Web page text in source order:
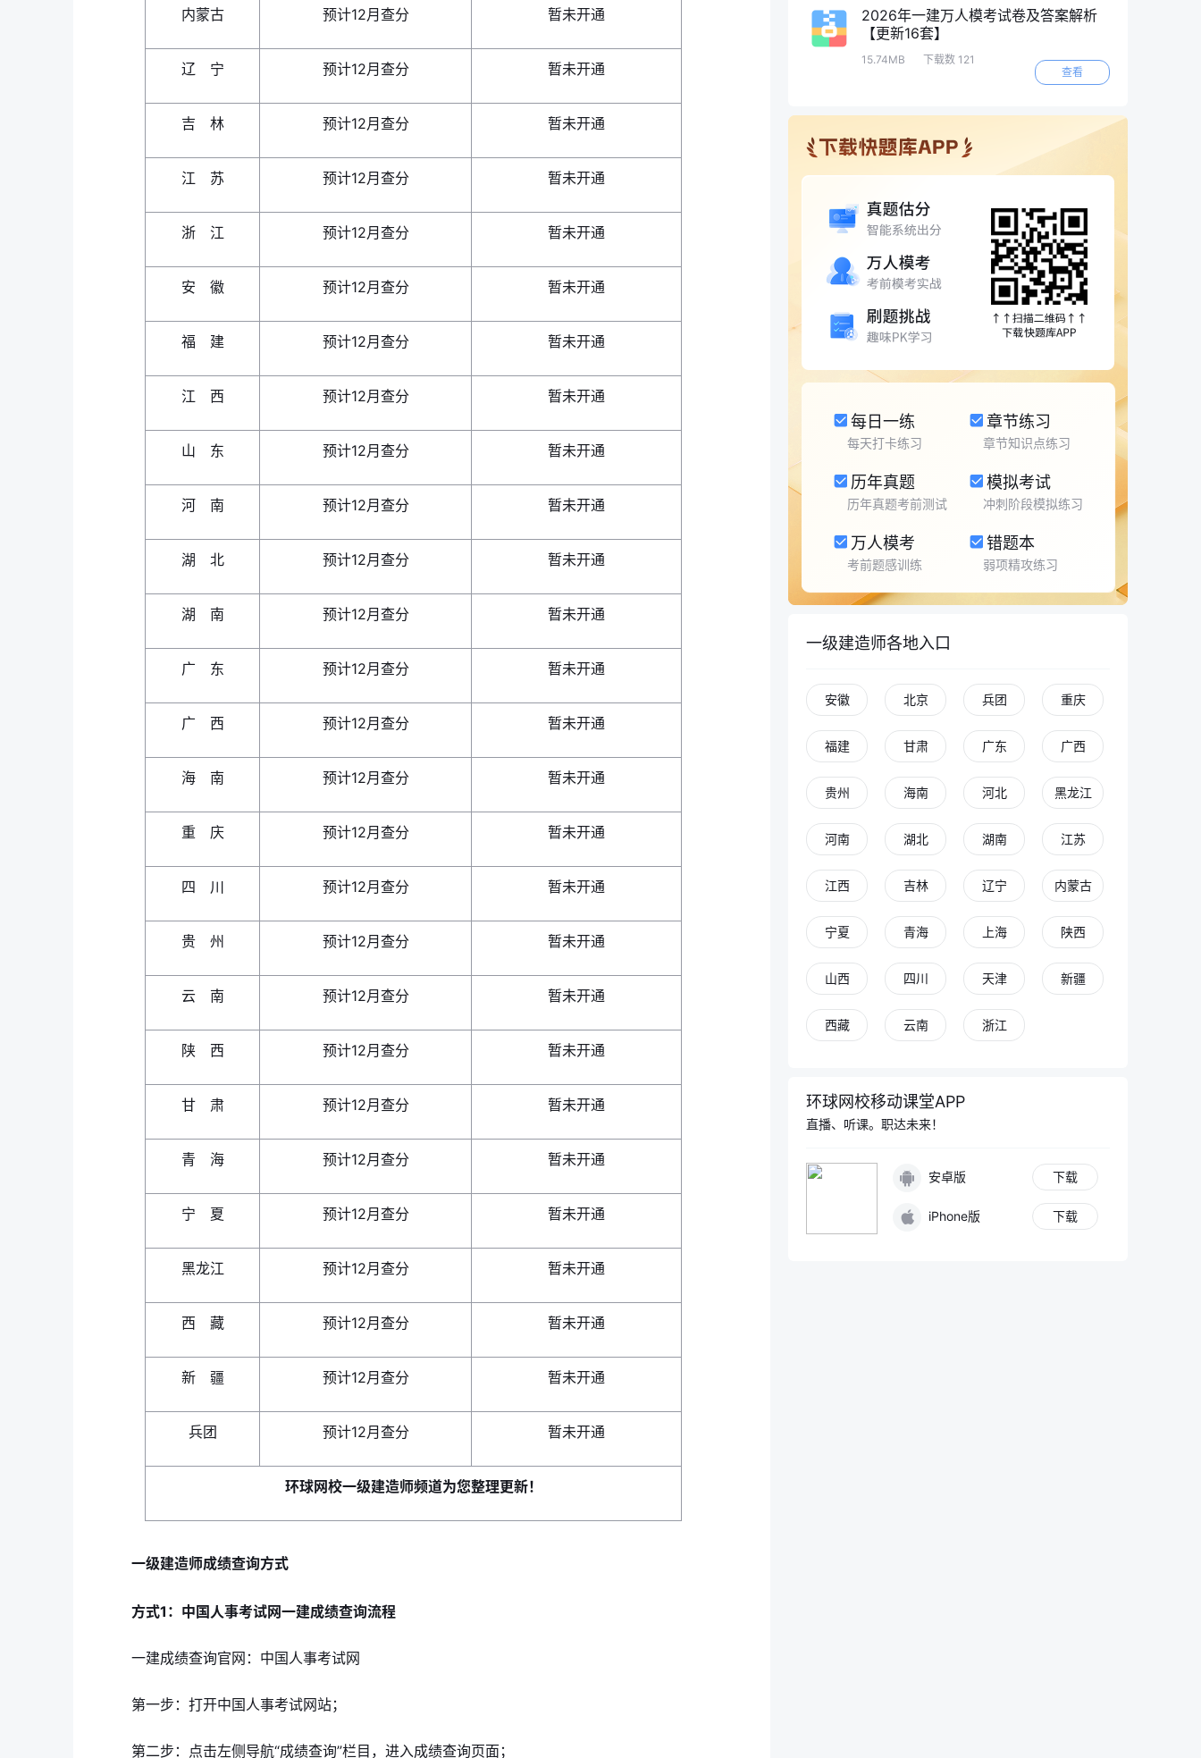
内蒙古 预计12月查分 暂未开通
辽 宁 预计12月查分 暂未开通
吉 林 预计12月查分 暂未开通
江 苏 预计12月查分 暂未开通
浙 江 预计12月查分 暂未开通
安 徽 预计12月查分 暂未开通
福 建 预计12月查分 暂未开通
江 西 预计12月查分 暂未开通
山 东 预计12月查分 暂未开通
河 南 预计12月查分 暂未开通
湖 北 预计12月查分 暂未开通
湖 南 预计12月查分 暂未开通
广 东 预计12月查分 暂未开通
广 西 预计12月查分 暂未开通
海 南 预计12月查分 暂未开通
重 庆 预计12月查分 暂未开通
四 川 预计12月查分 暂未开通
贵 州 预计12月查分 暂未开通
云 南 预计12月查分 暂未开通
陕 西 预计12月查分 暂未开通
甘 肃 预计12月查分 暂未开通
青 海 预计12月查分 暂未开通
宁 夏 预计12月查分 暂未开通
黑龙江 预计12月查分 暂未开通
西 藏 预计12月查分 暂未开通
新 疆 预计12月查分 暂未开通
兵团 预计12月查分 暂未开通
环球网校一级建造师频道为您整理更新！
一级建造师成绩查询方式
方式1：中国人事考试网一建成绩查询流程
一建成绩查询官网：中国人事考试网
第一步：打开中国人事考试网站；
第二步：点击左侧导航“成绩查询”栏目，进入成绩查询页面；
2026年一建万人模考试卷及答案解析
【更新16套】
15.74MB
下载数 121
查看
每日一练
每天打卡练习
章节练习
章节知识点练习
历年真题
历年真题考前测试
模拟考试
冲刺阶段模拟练习
万人模考
考前题感训练
错题本
弱项精攻练习
一级建造师各地入口
安徽 北京 兵团 重庆
福建 甘肃 广东 广西
贵州 海南 河北 黑龙江
河南 湖北 湖南 江苏
江西 吉林 辽宁 内蒙古
宁夏 青海 上海 陕西
山西 四川 天津 新疆
西藏 云南 浙江
环球网校移动课堂APP
直播、听课。职达未来！
安卓版 下载
iPhone版 下载